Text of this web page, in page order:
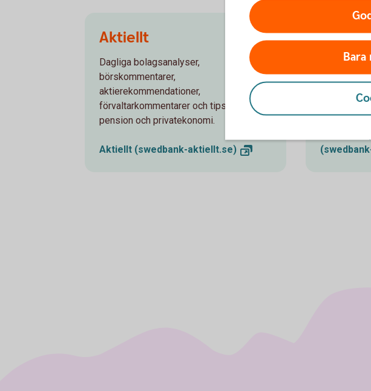
Aktiellt
Dagliga bolagsanalyser,
börskommentarer,
aktierekommendationer,
förvaltarkommentarer och tips runt
pension och privatekonomi.
Aktiellt (swedbank-aktiellt.se)
Bara